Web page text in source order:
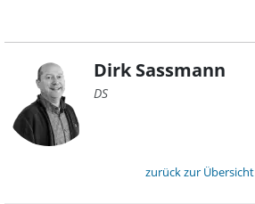
Dirk Sassmann
DS
zurück zur Übersicht